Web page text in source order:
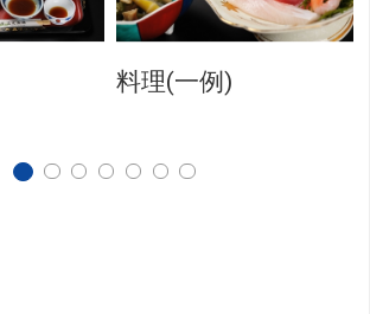
料理(一例)